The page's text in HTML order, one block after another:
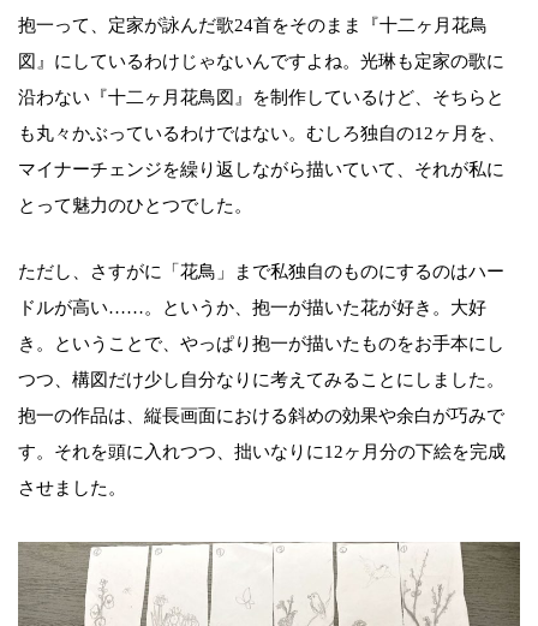
抱一って、定家が詠んだ歌24首をそのまま『十二ヶ月花鳥
図』にしているわけじゃないんですよね。光琳も定家の歌に
沿わない『十二ヶ月花鳥図』を制作しているけど、そちらと
も丸々かぶっているわけではない。むしろ独自の12ヶ月を、
マイナーチェンジを繰り返しながら描いていて、それが私に
とって魅力のひとつでした。
ただし、さすがに「花鳥」まで私独自のものにするのはハー
ドルが高い……。というか、抱一が描いた花が好き。大好
き。ということで、やっぱり抱一が描いたものをお手本にし
つつ、構図だけ少し自分なりに考えてみることにしました。
抱一の作品は、縦長画面における斜めの効果や余白が巧みで
す。それを頭に入れつつ、拙いなりに12ヶ月分の下絵を完成
させました。